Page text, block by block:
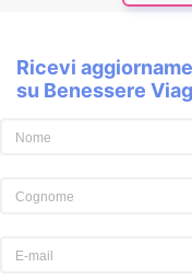
Ricevi
su Benessere